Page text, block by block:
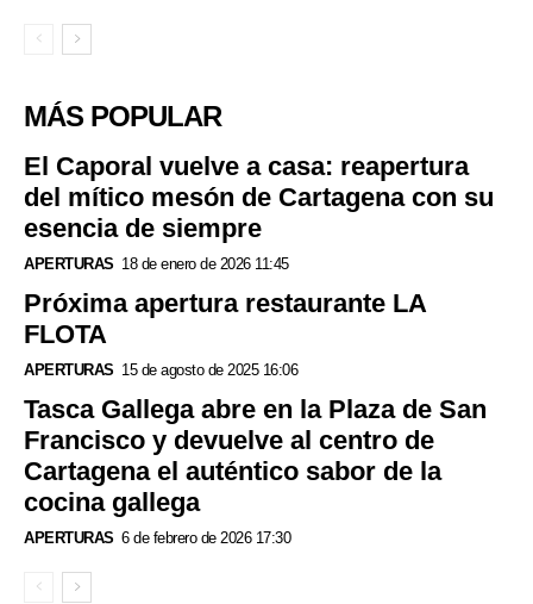
MÁS POPULAR
El Caporal vuelve a casa: reapertura
del mítico mesón de Cartagena con su
esencia de siempre
APERTURAS 18 de enero de 2026 11:45
Próxima apertura restaurante LA
FLOTA
APERTURAS 15 de agosto de 2025 16:06
Tasca Gallega abre en la Plaza de San
Francisco y devuelve al centro de
Cartagena el auténtico sabor de la
cocina gallega
APERTURAS 6 de febrero de 2026 17:30